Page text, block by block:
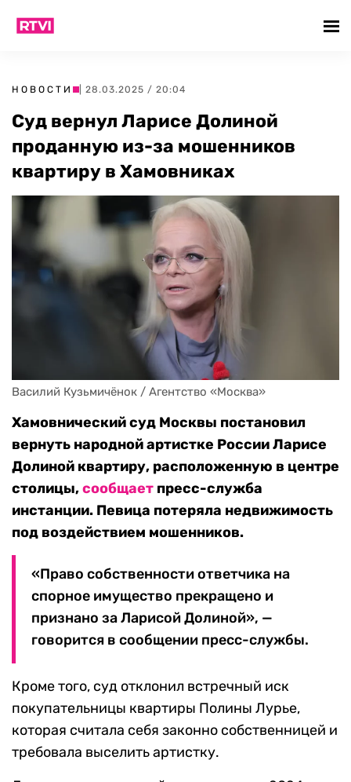
НОВОСТИ | 28.03.2025 / 20:04
Суд вернул Ларисе Долиной
проданную из-за мошенников
квартиру в Хамовниках
Василий Кузьмичёнок / Агентство «Москва»
Хамовнический суд Москвы постановил
вернуть народной артистке России Ларисе
Долиной квартиру, расположенную в центре
столицы,сообщает пресс-служба
инстанции. Певица потеряла недвижимость
под воздействием мошенников.
«Право собственности ответчика на
спорное имущество прекращено и
признано за Ларисой Долиной», —
говорится в сообщении пресс-службы.
Кроме того, суд отклонил встречный иск
покупательницы квартиры Полины Лурье,
которая считала себя законно собственницей и
требовала выселить артистку.